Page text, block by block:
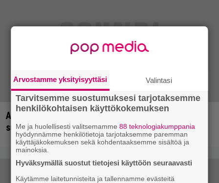
Arvio: Saimaa on toisella covertripillään niin
suvereeni, että se kääntyy itseään vastaan
Arvostamme yksityisyyttäsi Valintasi
Tarvitsemme suostumuksesi tarjotaksemme
henkilökohtaisen käyttökokemuksen
Me ja huolellisesti valitsemamme88 teknologiakumppania
hyödynnämme henkilötietoja tarjotaksemme paremman
käyttäjäkokemuksen sekä kohdentaaksemme sisältöä ja
mainoksia.
Hyväksymällä suostut tietojesi käyttöön seuraavasti
Käytämme laitetunnisteita ja tallennamme evästeitä